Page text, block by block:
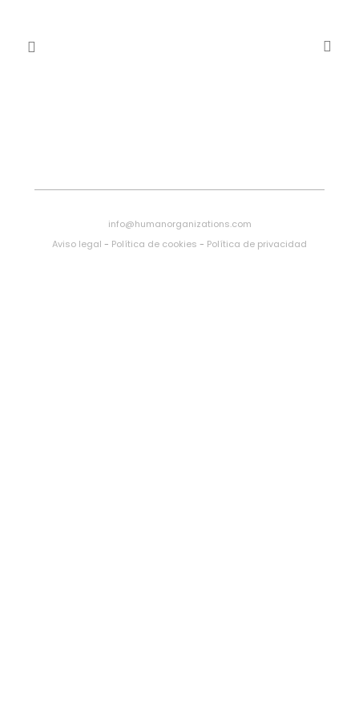
info@humanorganizations.com
Aviso legal - Política de cookies - Política de privacidad